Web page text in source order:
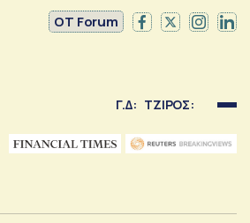
OT Forum
Γ.Δ: ΤΖΙΡΟΣ: